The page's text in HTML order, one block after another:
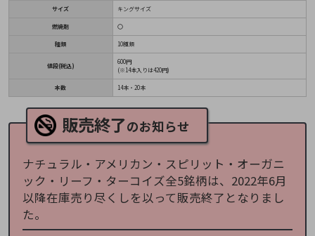
サイズ キングサイズ
燃焼剤 〇
種類 10種類
値段(税込)
600円
(※14本入りは420円)
本数 14本・20本
販売終了のお知らせ
ナチュラル・アメリカン・スピリット・オーガニ
ック・リーフ・ターコイズ全5銘柄は、2022年6月
以降在庫売り尽くしを以って販売終了となりまし
た。